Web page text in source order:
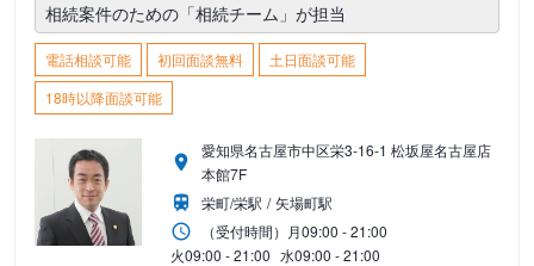
相続案件のための「相続チーム」が担当
電話相談可能 初回面談無料
土日面談可能
18時以降面談可能
愛知県名古屋市中区栄3-16-1 松坂屋名古屋店
本館7F
栄町/栄駅
矢場町駅
（受付時間） 月09:00 - 21:00
火09:00 - 21:00 水09:00 - 21:00